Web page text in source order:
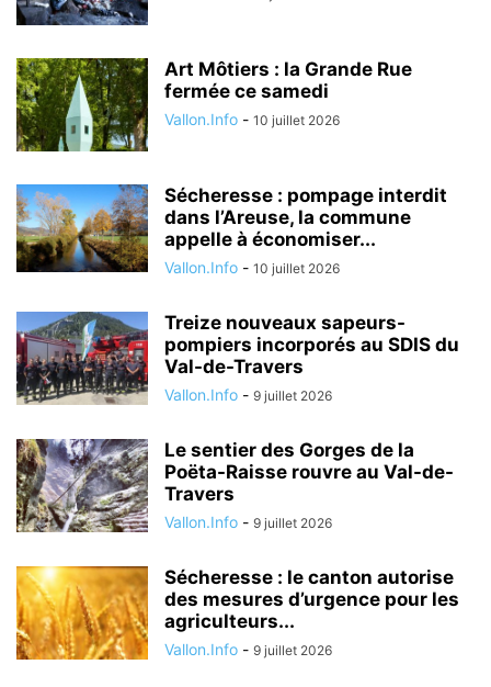
Art Môtiers : la Grande Rue
fermée ce samedi
Vallon.Info - 10 juillet 2026
Sécheresse : pompage interdit
dans l’Areuse, la commune
appelle à économiser...
Vallon.Info - 10 juillet 2026
Treize nouveaux sapeurs-
pompiers incorporés au SDIS du
Val-de-Travers
Vallon.Info - 9 juillet 2026
Le sentier des Gorges de la
Poëta-Raisse rouvre au Val-de-
Travers
Vallon.Info - 9 juillet 2026
Sécheresse : le canton autorise
des mesures d’urgence pour les
agriculteurs...
Vallon.Info - 9 juillet 2026